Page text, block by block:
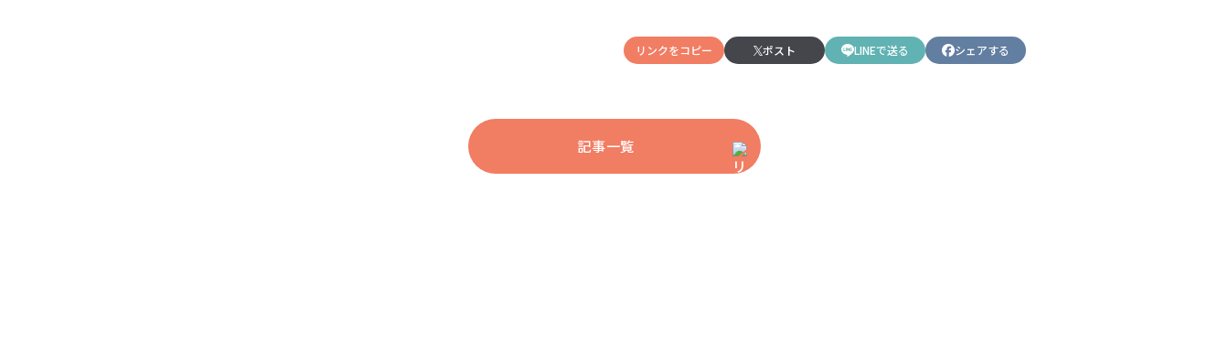
リンクをコピー ポスト LINEで送る シェアする
記事一覧